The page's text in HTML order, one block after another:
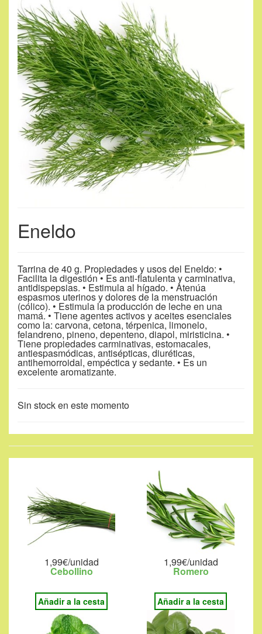
Eneldo
Tarrina de 40 g. Propiedades y usos del Eneldo: •
Facilita la digestión • Es anti-flatulenta y carminativa,
antidispepsias. • Estimula al hígado. • Atenúa
espasmos uterinos y dolores de la menstruación
(cólico). • Estimula la producción de leche en una
mamá. • Tiene agentes activos y aceites esenciales
como la: carvona, cetona, térpenica, limonelo,
felandreno, pineno, depenteno, diapol, miristicina. •
Tiene propiedades carminativas, estomacales,
antiespasmódicas, antisépticas, diuréticas,
antihemorroidal, empéctica y sedante. • Es un
excelente aromatizante.
Sin stock en este momento
1,99€/unidad
Cebollino
Añadir a la cesta
1,99€/unidad
Romero
Añadir a la cesta